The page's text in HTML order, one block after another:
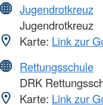
Jugendrotkreuz
Jugendrotkreuz
Karte: Link zur
Rettungsschule
DRK
Karte: Link zur